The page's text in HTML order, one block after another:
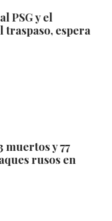
PSG y el
espera
muertos y 77
rusos en